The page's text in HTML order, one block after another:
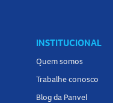
INSTITUCIONAL
Quem somos
Trabalhe conosco
Blog da Panvel